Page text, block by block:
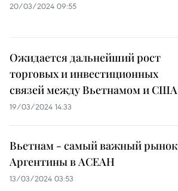
20/03/2024 09:55
Ожидается дальнейший рост
торговых и инвестиционных
связей между Вьетнамом и США
19/03/2024 14:33
Вьетнам - самый важный рынок
Аргентины в АСЕАН
13/03/2024 03:53